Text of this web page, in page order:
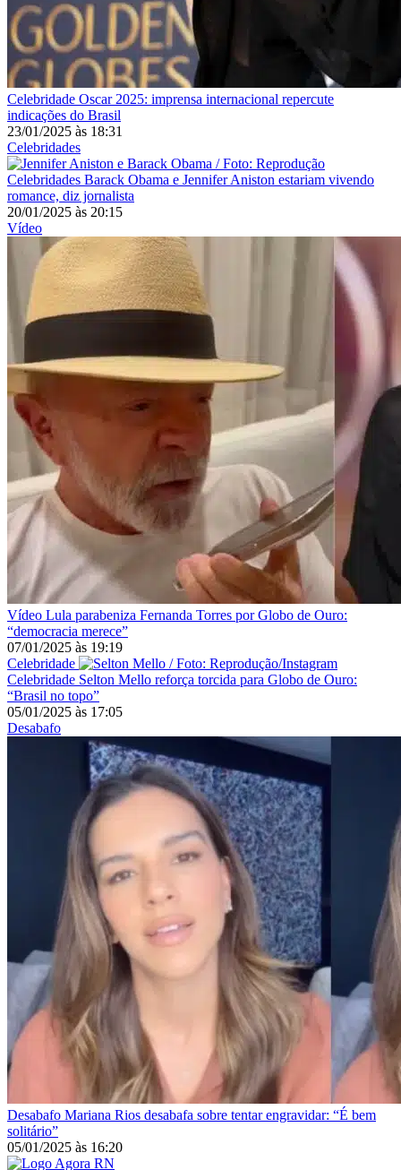
Celebridade Oscar 2025: imprensa internacional repercute
indicações do Brasil
23/01/2025 às 18:31
Celebridades
Celebridades Barack Obama e Jennifer Aniston estariam vivendo
romance, diz jornalista
20/01/2025 às 20:15
Vídeo
Vídeo Lula parabeniza Fernanda Torres por Globo de Ouro:
“democracia merece”
07/01/2025 às 19:19
Celebridade
Celebridade Selton Mello reforça torcida para Globo de Ouro:
“Brasil no topo”
05/01/2025 às 17:05
Desabafo
Desabafo Mariana Rios desabafa sobre tentar engravidar: “É bem
solitário”
05/01/2025 às 16:20